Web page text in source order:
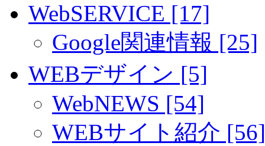
WebSERVICE [17]
Google関連情報 [25]
WEBデザイン [5]
WebNEWS [54]
WEBサイト紹介 [56]